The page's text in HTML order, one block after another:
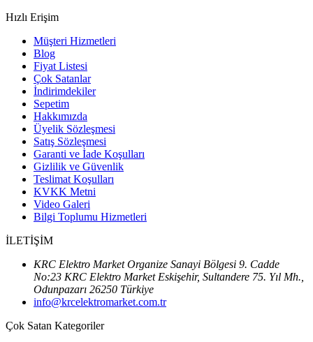
Hızlı Erişim
Müşteri Hizmetleri
Blog
Fiyat Listesi
Çok Satanlar
İndirimdekiler
Sepetim
Hakkımızda
Üyelik Sözleşmesi
Satış Sözleşmesi
Garanti ve İade Koşulları
Gizlilik ve Güvenlik
Teslimat Koşulları
KVKK Metni
Video Galeri
Bilgi Toplumu Hizmetleri
İLETİŞİM
KRC Elektro Market Organize Sanayi Bölgesi 9. Cadde
No:23 KRC Elektro Market Eskişehir, Sultandere 75. Yıl Mh.,
Odunpazarı 26250 Türkiye
info@krcelektromarket.com.tr
Çok Satan Kategoriler